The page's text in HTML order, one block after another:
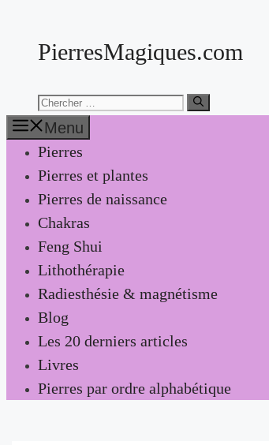
contenuPierresMagiques.com
Chercher:
Menu
Pierres
Pierres et plantes
Pierres de naissance
Chakras
Feng Shui
Lithothérapie
Radiesthésie & magnétisme
Blog
Les 20 derniers articles
Livres
Pierres par ordre alphabétique